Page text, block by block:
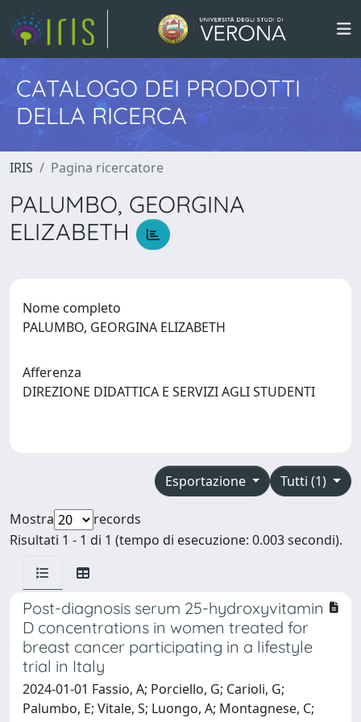
CATALOGO DEI PRODOTTI
DELLA RICERCA
IRIS Pagina ricercatore
PALUMBO, GEORGINA
ELIZABETH
Nome completo
PALUMBO, GEORGINA ELIZABETH
Afferenza
DIREZIONE DIDATTICA E SERVIZI AGLI STUDENTI
Tutti (1)
Esportazione
Mostra
records
Risultati 1 - 1 di 1 (tempo di esecuzione: 0.003 secondi).
Post-diagnosis serum 25-hydroxyvitamin
D concentrations in women treated for
breast cancer participating in a lifestyle
trial in Italy
2024-01-01 Fassio, A; Porciello, G; Carioli, G;
Palumbo, E; Vitale, S; Luongo, A; Montagnese, C;